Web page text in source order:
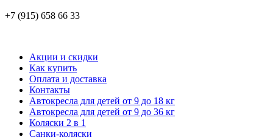
+7 (915) 658 66 33
Акции и скидки
Как купить
Оплата и доставка
Контакты
Автокресла для детей от 9 до 18 кг
Автокресла для детей от 9 до 36 кг
Коляски 2 в 1
Санки-коляски